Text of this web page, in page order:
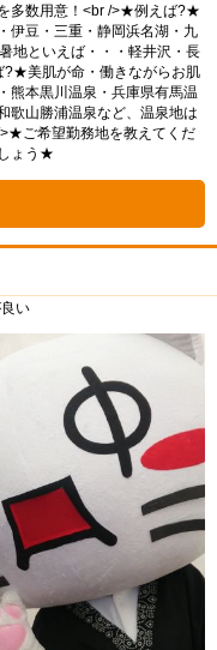
多数用意！<br />★例えば?★
伊豆・三重・静岡浜名湖・九
といえば・・・軽井沢・長
美肌が命・働きながらお肌
熊本黒川温泉・兵庫県有馬温
歌山勝浦温泉など、温泉地は
ご希望勤務地を教えてくだ
ょう★
い